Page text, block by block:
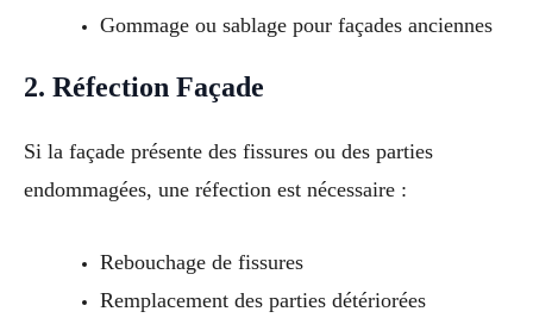
Gommage ou sablage pour façades anciennes
2. Réfection Façade
Si la façade présente des fissures ou des parties
endommagées, une réfection est nécessaire :
Rebouchage de fissures
Remplacement des parties détériorées